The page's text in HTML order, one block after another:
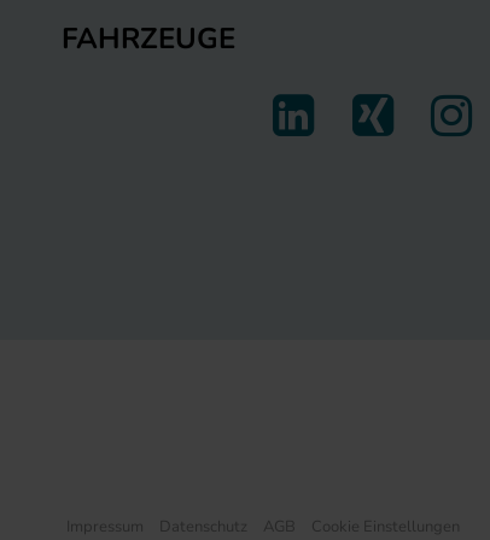
FAHRZEUGE
Impressum Datenschutz AGB Cookie Einstellungen